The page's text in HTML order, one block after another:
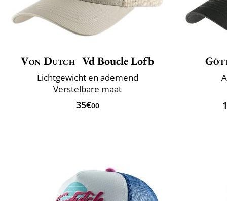
Von Dutch Vd Boucle Lofb
Lichtgewicht en ademend
Verstelbare maat
35€00